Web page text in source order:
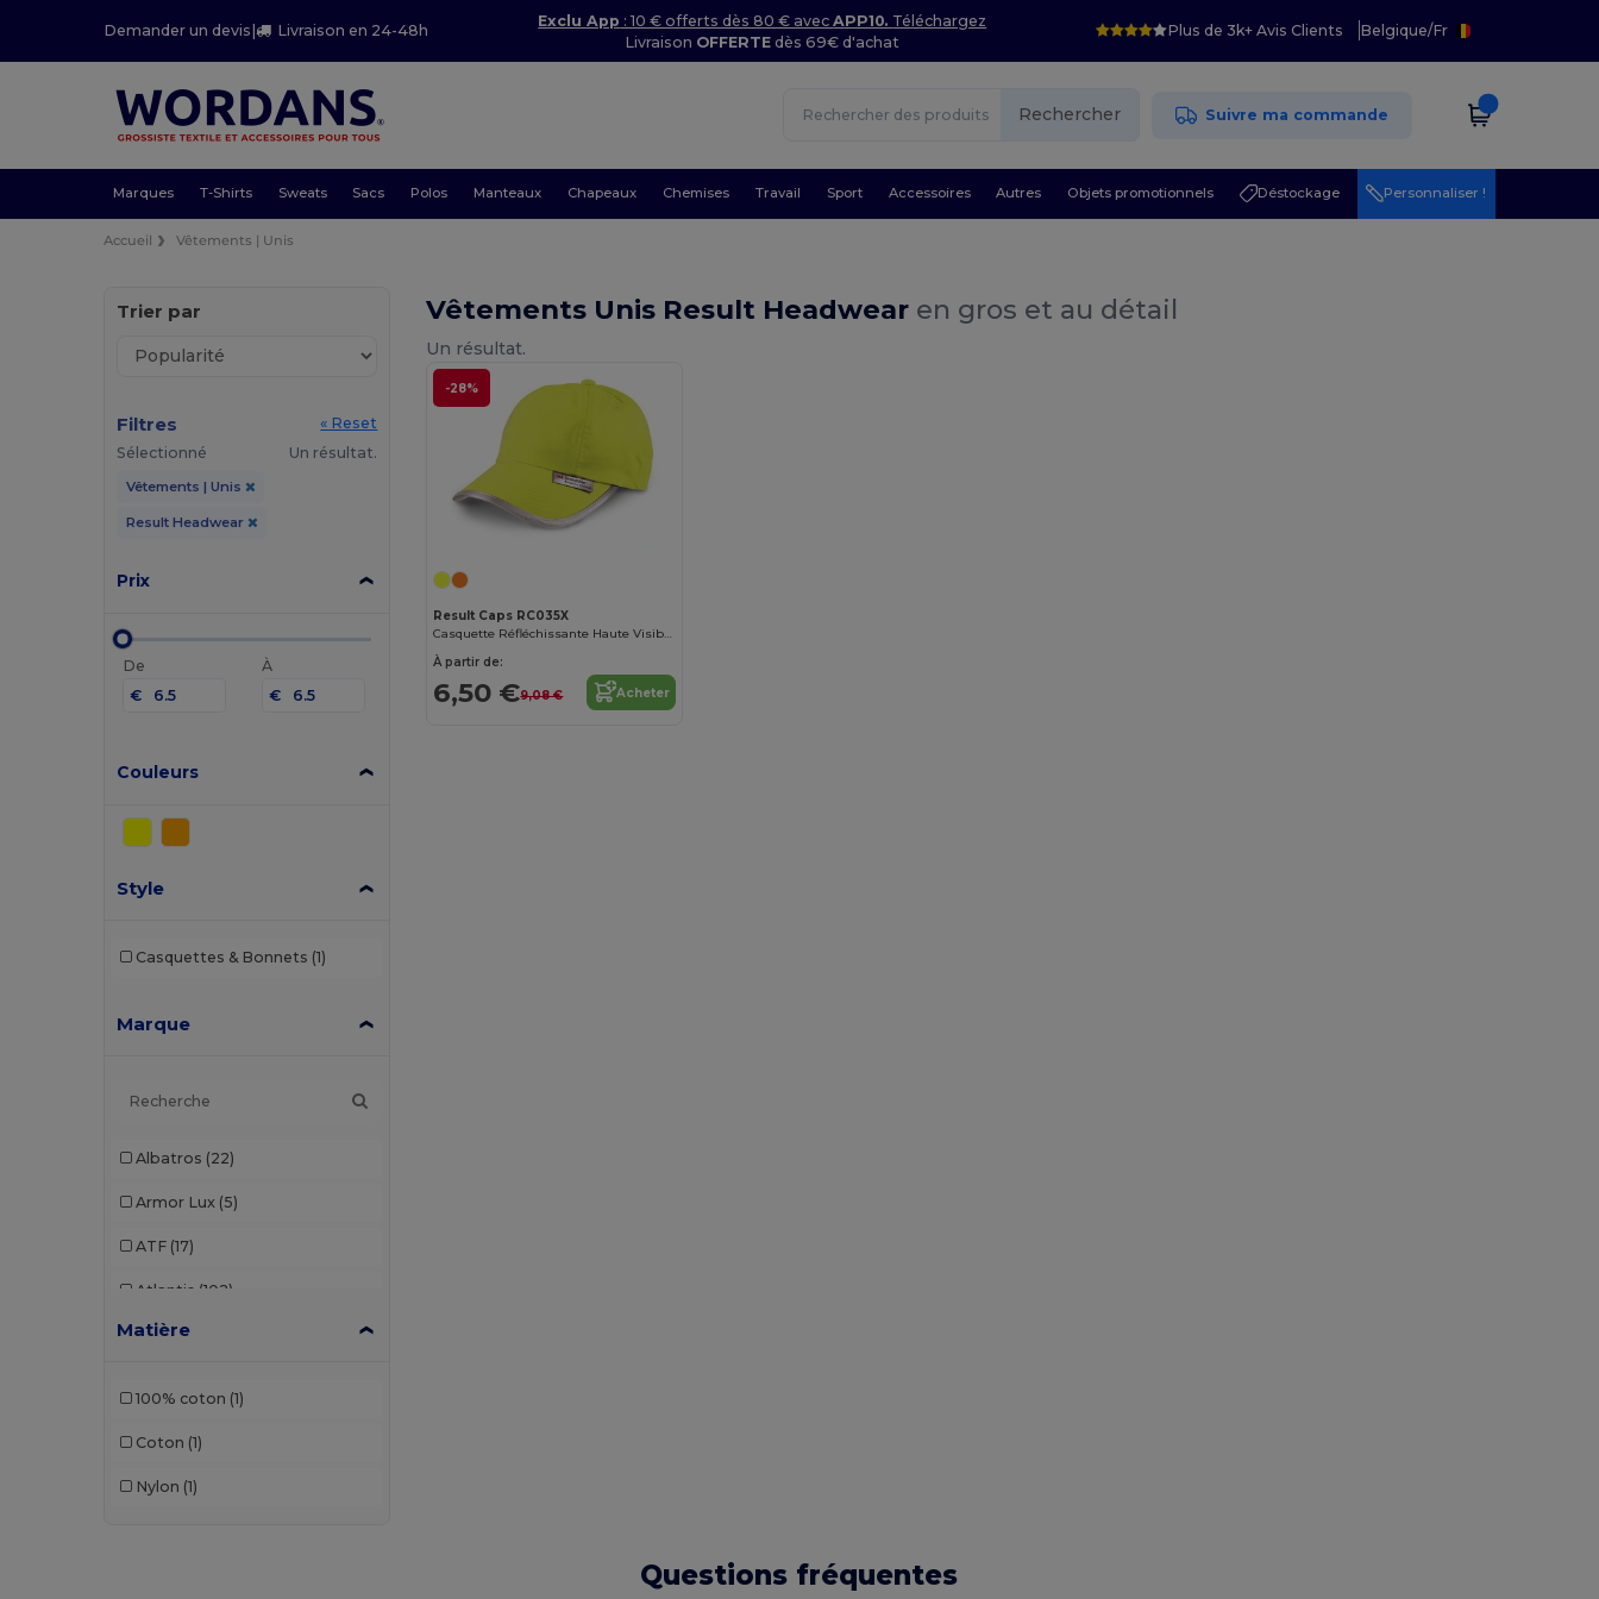
Demander un devis | Livraison en 24-48h
Exclu App : 10 € offerts dès 80 € avecAPP10. Téléchargez
Livraison OFFERTE dès 69€ d'achat
Plus de 3k+ Avis Clients Belgique/Fr
Rechercher Suivre ma commande
Marques T-Shirts Sweats Sacs Polos Manteaux Chapeaux Chemises Travail Sport Accessoires Autres Objets promotionnels Déstockage Personnaliser !
Accueil Vêtements | Unis
Trier par
Filtres
« Reset
Sélectionné
Un résultat.
Vêtements | Unis
Result Headwear
Prix
De
€
À
€
Couleurs
Style
Casquettes & Bonnets (1)
Marque
Albatros (22)
Armor Lux (5)
ATF (17)
Atlantis (102)
Atlantis Headwear
Matière
100% coton (1)
Coton (1)
Nylon (1)
Vêtements Unis Result Headwear en gros et au détail
Un résultat.
-28%
Result Caps RC035X
Casquette Réfléchissante Haute Visibilité
À partir de:
6,50 €9,08 € Acheter
Questions fréquentes